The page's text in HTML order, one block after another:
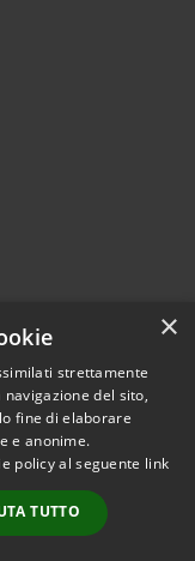
© 2026 • Comune di
• Powered by
•Accesso
redazione
×
strettamente
del sito,
fine di elaborare
e anonime.
policy al seguente link
TUTTO